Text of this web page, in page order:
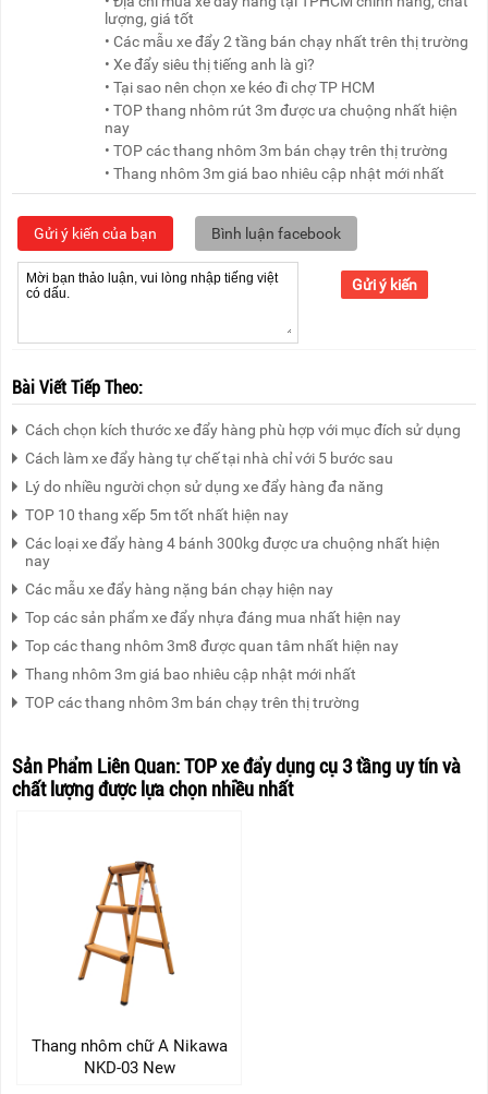
lượng, giá tốt
• Các mẫu xe đẩy 2 tầng bán chạy nhất trên thị trường
• Xe đẩy siêu thị tiếng anh là gì?
• Tại sao nên chọn xe kéo đi chợ TP HCM
• TOP thang nhôm rút 3m được ưa chuộng nhất hiện
nay
• TOP các thang nhôm 3m bán chạy trên thị trường
• Thang nhôm 3m giá bao nhiêu cập nhật mới nhất
Gửi ý kiến của bạn Bình luận facebook
Gửi ý kiến
Bài Viết Tiếp Theo:
Cách chọn kích thước xe đẩy hàng phù hợp với mục đích sử dụng
Cách làm xe đẩy hàng tự chế tại nhà chỉ với 5 bước sau
Lý do nhiều người chọn sử dụng xe đẩy hàng đa năng
TOP 10 thang xếp 5m tốt nhất hiện nay
Các loại xe đẩy hàng 4 bánh 300kg được ưa chuộng nhất hiện
nay
Các mẫu xe đẩy hàng nặng bán chạy hiện nay
Top các sản phẩm xe đẩy nhựa đáng mua nhất hiện nay
Top các thang nhôm 3m8 được quan tâm nhất hiện nay
Thang nhôm 3m giá bao nhiêu cập nhật mới nhất
TOP các thang nhôm 3m bán chạy trên thị trường
Sản Phẩm Liên Quan:TOP xe đẩy dụng cụ 3 tầng uy tín và
chất lượng được lựa chọn nhiều nhất
Thang nhôm chữ A Nikawa
NKD-03 New